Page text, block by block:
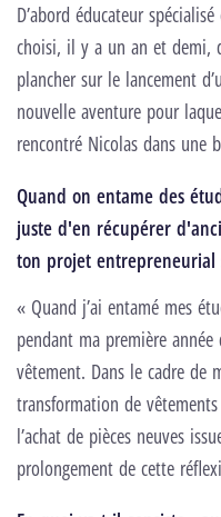
D’abord éducateur
choisi, il y a un an et demi,
plancher sur le lancement
nouvelle aventure pour
rencontré Nicolas dans une
Quand on entame des
juste d'en récupérer
ton projet entrepreneurial
« Quand j’ai entamé mes
pendant ma première année
vêtement. Dans le cadre de
transformation de
l’achat de pièces neuves
prolongement de cette